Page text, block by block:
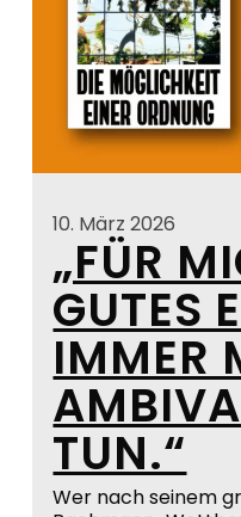
10. März 2026
„FÜR
GUTES
IMMER
TUN.“
Wer nach seinem